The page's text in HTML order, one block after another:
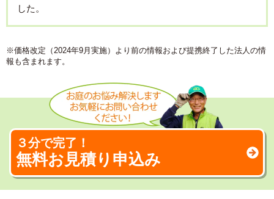
した。
※価格改定（2024年9月実施）より前の情報および提携終了した法人の情
報も含まれます。
３分で完了！
無料お見積り申込み